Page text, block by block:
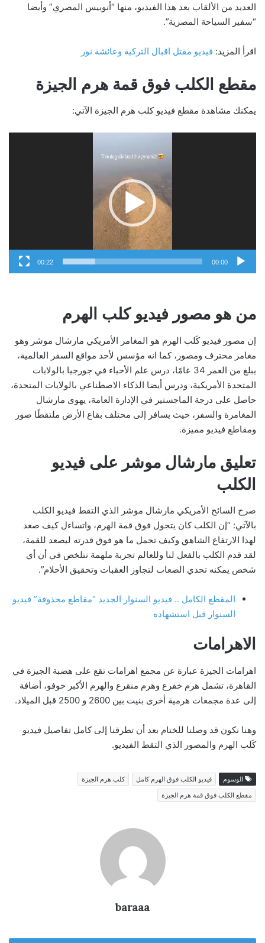
العديد من الألقاب بعد هذا الفيديو، منها “أنوبيس المصري” وأيضا
“سفير السياحة المصرية”.
اقرأ المزيد: فيديو مقتل اقبال التركية وعائشة نور
مقطع الكلب فوق قمة هرم الجيزة
يمكنك مشاهدة مقطع فيديو كلب هرم الجيزة الآتي:
00:00
00:22
من هو مصور فيديو كلب الهرم
إن مصور فيديو كَلب الهرم هو المغامر الأمريكي مارشال موشر وهو
مغامر محترف ومصور، كما انه مؤسس لأحد مواقع السفر العالمية،
يبلغ من العمر 34 عامًا، درس علم الأحياء في جورجيا بالولايات
المتحدة الأمريكية، ودرس أيضا الذكاء الاصطناعي بالولايات المتحدة،
حاصل على درجة الماجستير في الإدارة العامة، يهوى مارشال
المغامرة والسفر، حيث يسافر إلى محتلف بقاع الأرض ملتقطًا صور
ومقاطع فيديو مميزة.
تعليق مارشال موشر على فيديو
الكلب
صرح السائح الأمريكي مارشال موشر الذي التقط فيديو الكلب
بالآتي: “إن الكلب كان يتجول فوق قمة الهرم، واتساءل كيف صعد
لهذا الارتفاع الشاهق وكيف تحمل ما هو فوق قدرته ليصعد للقمة،
لقد قدم الكلب بالفعل لنا وللعالم تجربة ملهمة تتلخص في أن أي
شخص يمكنه تحدي الصعاب لتجاوز العقبات وتحقيق الأحلام”.
المقطع الكامل .. فيديو السنوار الجديد “مقاطع محذوفة” فيديو
السنوار قبل استشهاده
الاهرامات
اهرامات الجيزة عبارة عن مجمع اهرامات تقع على هضبة الجيزة في
القاهرة، تشمل هرم خفرع وهرم منقرع والهرم الأكبر خوفو، أضافة
إلى عدة مجمعات هرمية أخرى بنيت بين 2600 و 2500 قبل الميلاد.
وهنا نكون قد وصلنا للختام بعد أن تطرقنا إلى كامل تفاصيل فيديو
كَلب الهرم والمصور الذي التقط الفيديو.
الوسوم فيديو الكلب فوق الهرم كامل
كلب هرم الجيزة
مقطع الكلب فوق قمة هرم الجيزة
baraaa